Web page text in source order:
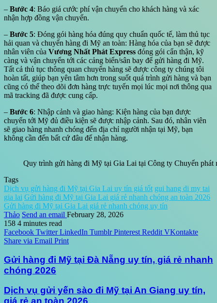
– Bước 4: Báo giá cước phí vận chuyển cho khách hàng và xác
nhận hợp đồng vận chuyển.
– Bước 5: Đóng gói hàng hóa đúng quy chuẩn quốc tế, làm thủ tục
hải quan và chuyển hàng đi Mỹ an toàn: Hàng hóa của bạn sẽ được
nhân viên của Vương Nhất Phát Express đóng gói cẩn thận, kỹ
càng và vận chuyển tới các cảng biển/sân bay để gửi hàng đi Mỹ.
Tất cả thủ tục thông quan chuyển hàng sẽ được công ty chúng tôi
hoàn tất, giúp bạn yên tâm hơn trong suốt quá trình gửi hàng và bạn
cũng có thể theo dõi đơn hàng trực tuyến mọi lúc mọi nơi thông qua
mã tracking đã được cung cấp.
– Bước 6: Nhập cảnh và giao hàng: Kiện hàng của bạn được
chuyển tới Mỹ đủ điều kiện sẽ được nhập cảnh. Sau đó, nhân viên
sẽ giao hàng nhanh chóng đến địa chỉ người nhận tại Mỹ, bạn
không cần đến bất cứ đâu để nhận hàng.
Quy trình gửi hàng đi Mỹ tại Gia Lai tại Công ty Chuyển phát
Tags
Dịch vụ gửi hàng đi Mỹ tại Gia Lai uy tín giá tốt gui hang di my tai
gia lai Gửi hàng đi Mỹ tại Gia Lai giá rẻ nhanh chóng an toàn 2026
Gửi hàng đi Mỹ tại Gia Lai giá rẻ nhanh chóng uy tín
Thảo Send an email February 28, 2026
158 4 minutes read
Facebook Twitter LinkedIn Tumblr Pinterest Reddit VKontakte
Share via Email Print
Gửi hàng đi Mỹ tại Đà Nẵng uy tín, giá rẻ nhanh
chóng 2026
Dịch vụ gửi yến sào đi Mỹ tại An Giang uy tín,
giá rẻ an toàn 2026